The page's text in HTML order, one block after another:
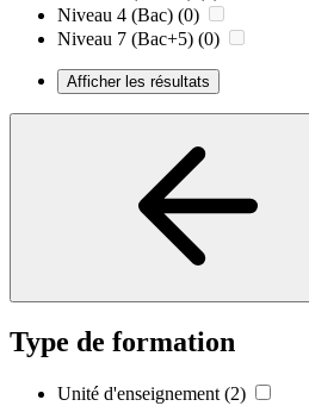
Niveau 4 (Bac) (0)
Niveau 7 (Bac+5) (0)
Afficher les résultats
Type de formation
Unité d'enseignement (2)